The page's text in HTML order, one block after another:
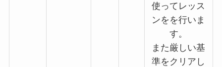
使ってレッス
ンをを行いま
す。
また厳しい基
準をクリアし